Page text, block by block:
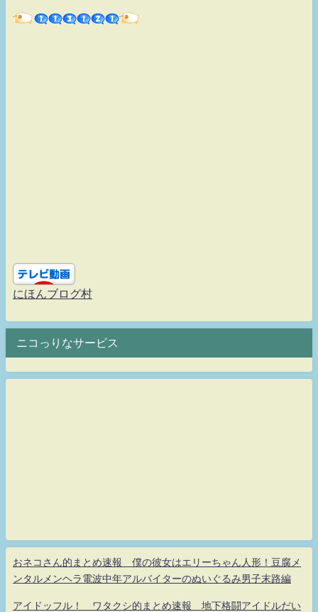
にほんブログ村
ニコっりなサービス
おネコさん的まとめ速報 僕の彼女はエリーちゃん人形！豆腐メ
ンタルメンヘラ電波中年アルバイターのぬいぐるみ男子末路編
アイドッフル！ ワタクシ的まとめ速報 地下格闘アイドルだい